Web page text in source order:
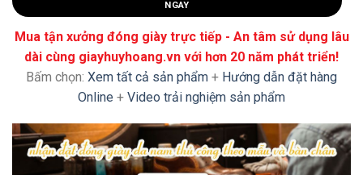
NGAY
Mua tận xưởng đóng giày trực tiếp - An tâm sử dụng lâu
dài cùng giayhuyhoang.vn với hơn 20 năm phát triển!
Bấm chọn: Xem tất cả sản phẩm + Hướng dẫn đặt hàng
Online + Video trải nghiệm sản phẩm